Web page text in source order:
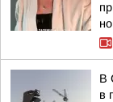
В
в